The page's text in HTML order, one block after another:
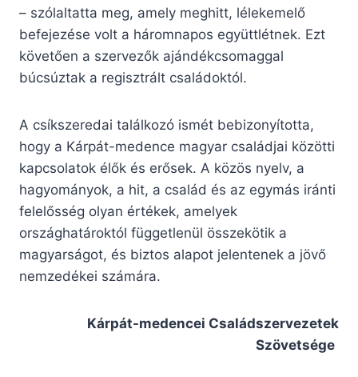
– szólaltatta meg, amely meghitt, lélekemelő
befejezése volt a háromnapos együttlétnek. Ezt
követően a szervezők ajándékcsomaggal
búcsúztak a regisztrált családoktól.
A csíkszeredai találkozó ismét bebizonyította,
hogy a Kárpát-medence magyar családjai közötti
kapcsolatok élők és erősek. A közös nyelv, a
hagyományok, a hit, a család és az egymás iránti
felelősség olyan értékek, amelyek
országhatároktól függetlenül összekötik a
magyarságot, és biztos alapot jelentenek a jövő
nemzedékei számára.
Kárpát-medencei Családszervezetek
Szövetsége